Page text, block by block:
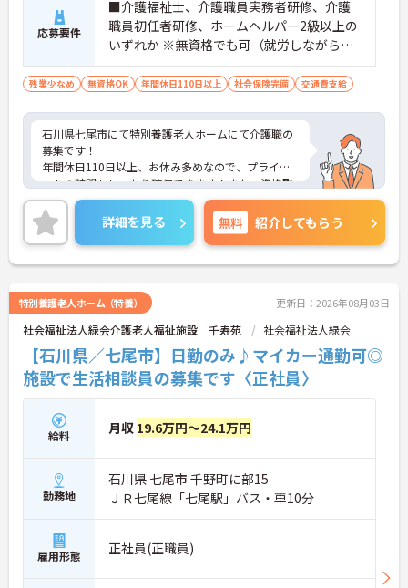
・介護スタッフと看護スタッフの比率が1対1で相談
しやすく、初任者研修や実務者研修からでも着実に
専門性を高められます
・常勤で働くスタッフの比率が90パーセント以上と
高く、急なシフト変更や無理な長時間勤務が発生し
にくい人員体制です
・訪問スケジュールに沿って施設内でのケアを行う
ため、月平均の残業時間は5時間から7時間程度とか
なり少なめに抑えられます
・夜勤明けの翌日は原則としてお休みとなるシフト
編成が組まれており、しっかりと休息を取りながら
長期的な就業が可能です
＜評価制度でキャリアアップ＞
・介護福祉士や初任者研修などの資格や実務経験、
・年次を問わずリーダーや主任などのマネジメント
職へ昇格する事例も多数あり、腰を据えて長期的な
キャリア形成が可能です
応募要件
■介護福祉士、介護職員実務者研修、介護
職員初任者研修、ホームヘルパー2級以上の
いずれか ※無資格でも可（就労しながら、
介護職員実務者研修を受講できます。） ■
普通自動車運転免許（AT限定可）があれば
残業少なめ 無資格OK 年間休日110日以上 社会保険完備 交通費支給
石川県七尾市にて特別養護老人ホームにて介護職の
募集です！
年間休日110日以上、お休み多めなので、プライベ
ートの時間もしっかり確保できます！また、資格取
得支援も活発で、介護福祉士資格他に対する受験支
援制度を行っております。職場の環境としては、小
さなお子様がいらっしゃる職員も多数在籍しており
ますため、勤務状況や調整など都度行っております
ので、働きやすい環境です。賞与は4カ月分の支給実
思います。ご興味をお持ちの方には詳細の情報や面
接のポイントをお伝えしますのでお気軽にお問い合
わせくださいませ。
詳細を見る 無料 紹介してもらう
特別養護老人ホーム（特養） 更新日：2026年08月03日
社会福祉法人緑会介護老人福祉施設 千寿苑 社会福祉法人緑会
【石川県／七尾市】日勤のみ♪マイカー通勤可◎
施設で生活相談員の募集です〈正社員〉
給料 月収 19.6万円～24.1万円
勤務地
石川県 七尾市 千野町に部15
ＪＲ七尾線「七尾駅」バス・車10分
雇用形態 正社員(正職員)